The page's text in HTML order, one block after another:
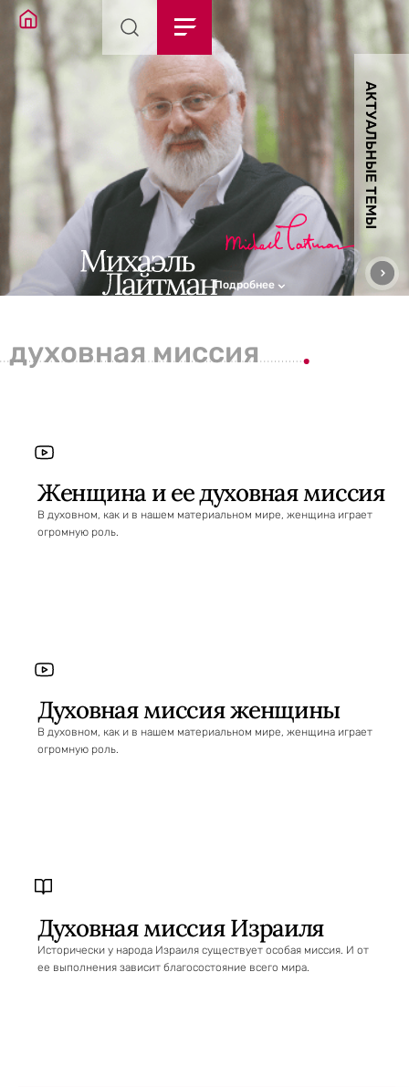
АКТУАЛЬНЫЕ ТЕМЫ
Подробнее
духовная миссия
Женщина и ее духовная миссия
В духовном, как и в нашем материальном мире, женщина играет
огромную роль.
Духовная миссия женщины
В духовном, как и в нашем материальном мире, женщина играет
огромную роль.
Духовная миссия Израиля
Исторически у народа Израиля существует особая миссия. И от
ее выполнения зависит благосостояние всего мира.